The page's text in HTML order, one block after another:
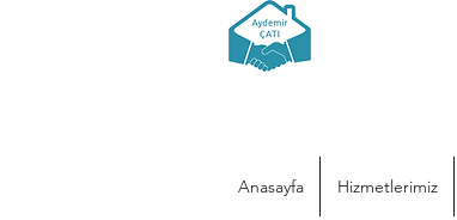
Anasayfa Hizmetlerimiz